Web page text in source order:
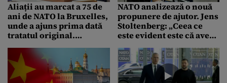
Aliații au marcat a 75 de
ani de NATO la Bruxelles,
unde a ajuns prima dată
tratatul original.
mesaj la a 20-a
aniversare a noastră
NATO analizează o nouă
propunere de ajutor. Jens
Stoltenberg: „Ceea ce
este evident este că avem
mulți pentru Ucraina”